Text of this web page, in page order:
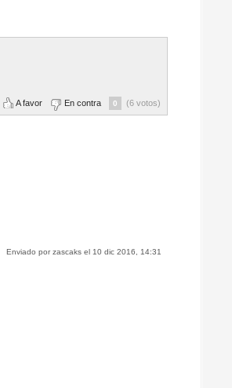
A favor En contra 0 (6 votos)
Enviado por zascaks el 10 dic 2016, 14:31